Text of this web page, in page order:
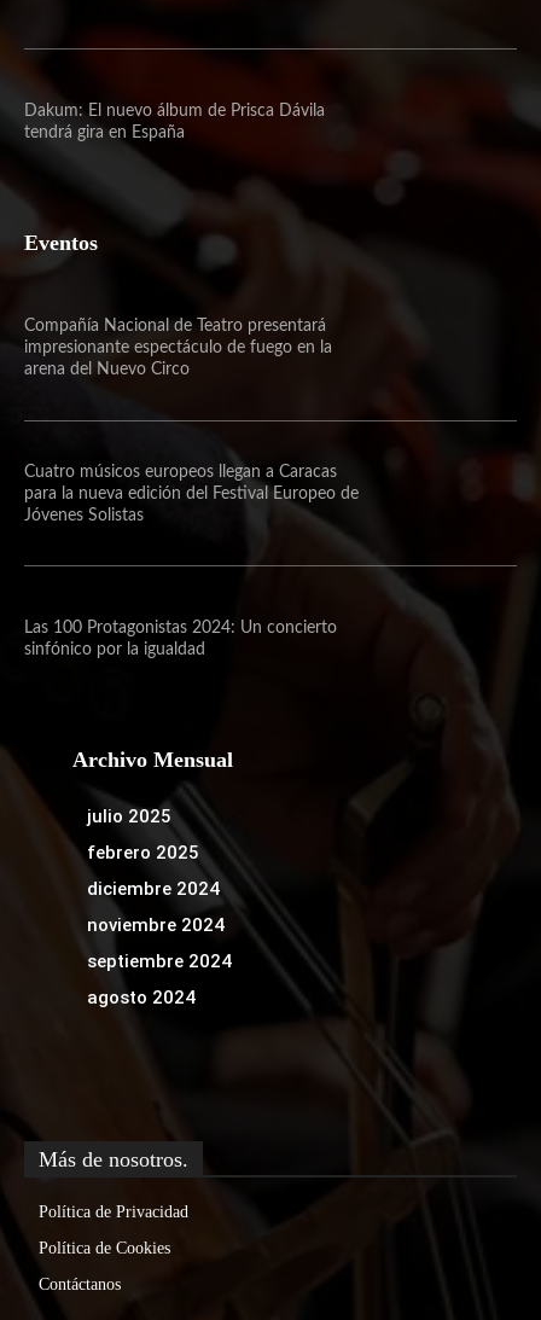
Dakum: El nuevo álbum de Prisca Dávila
tendrá gira en España
Eventos
Compañía Nacional de Teatro presentará
impresionante espectáculo de fuego en la
arena del Nuevo Circo
Cuatro músicos europeos llegan a Caracas
para la nueva edición del Festival Europeo de
Jóvenes Solistas
Las 100 Protagonistas 2024: Un concierto
sinfónico por la igualdad
Archivo Mensual
julio 2025
febrero 2025
diciembre 2024
noviembre 2024
septiembre 2024
agosto 2024
Más de nosotros.
Política de Privacidad
Política de Cookies
Contáctanos